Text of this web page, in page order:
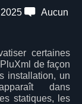
Aucun
certaines
de façon
installation, un
dans
statiques, les